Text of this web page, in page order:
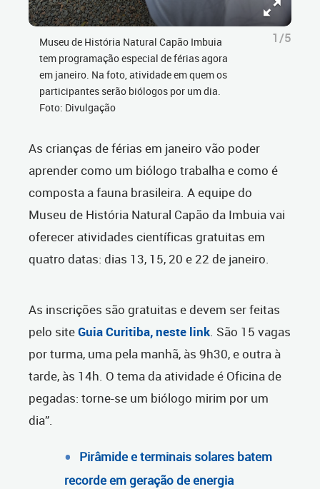
Museu de História Natural Capão Imbuia
tem programação especial de férias agora
em janeiro. Na foto, atividade em quem os
participantes serão biólogos por um dia.
Foto: Divulgação
1/5
As crianças de férias em janeiro vão poder
aprender como um biólogo trabalha e como é
composta a fauna brasileira. A equipe do
Museu de História Natural Capão da Imbuia vai
oferecer atividades científicas gratuitas em
quatro datas: dias 13, 15, 20 e 22 de janeiro.
As inscrições são gratuitas e devem ser feitas
pelo siteGuia Curitiba, neste link. São 15 vagas
por turma, uma pela manhã, às 9h30, e outra à
tarde, às 14h. O tema da atividade é Oficina de
pegadas: torne-se um biólogo mirim por um
dia”.
Pirâmide e terminais solares batem
recorde em geração de energia